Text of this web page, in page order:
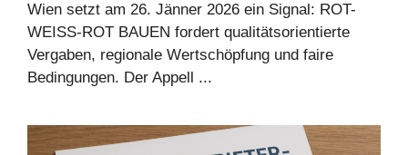
Wien setzt am 26. Jänner 2026 ein Signal: ROT-
WEISS-ROT BAUEN fordert qualitätsorientierte
Vergaben, regionale Wertschöpfung und faire
Bedingungen. Der Appell ...